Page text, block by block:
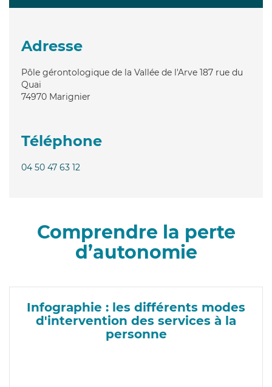
Adresse
Pôle gérontologique de la Vallée de l'Arve 187 rue du
Quai
74970 Marignier
Téléphone
04 50 47 63 12
Comprendre la perte
d’autonomie
Infographie : les différents modes
d'intervention des services à la
personne